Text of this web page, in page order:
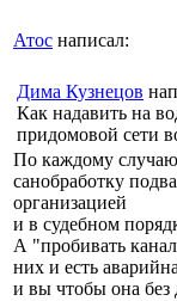
Атос написал:
Дима Кузнецов
Как надавить на
придомовой сети
По каждому случаю
санобработку
организацией
и в судебном
А "пробивать
них и есть
и вы чтобы она без